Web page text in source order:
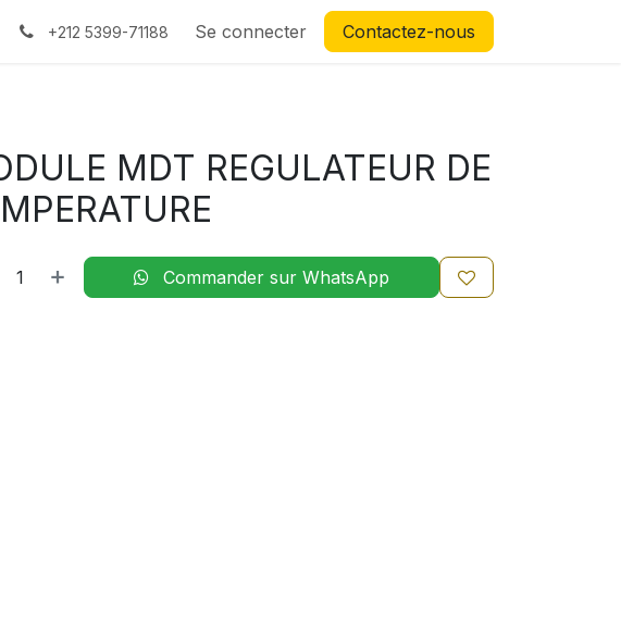
+212 5399-71188 Se connecter Contactez-nous
MDT REGULATEUR DE
Commander sur WhatsApp